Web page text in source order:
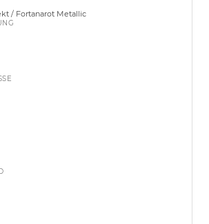
/ Fortanarot Metallic